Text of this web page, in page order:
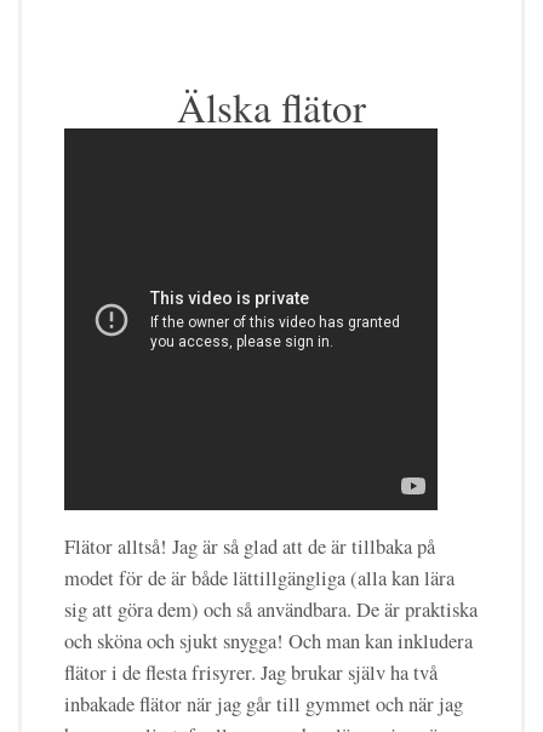
Älska flätor
Flätor alltså! Jag är så glad att de är tillbaka på
modet för de är både lättillgängliga (alla kan lära
sig att göra dem) och så användbara. De är praktiska
och sköna och sjukt snygga! Och man kan inkludera
flätor i de flesta frisyrer. Jag brukar själv ha två
inbakade flätor när jag går till gymmet och när jag